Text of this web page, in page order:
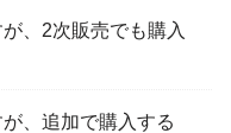
、2次販売でも購入
、追加で購入する